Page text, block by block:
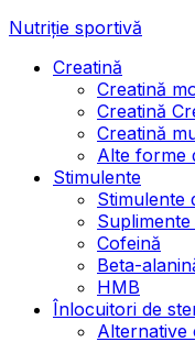
Nutriție sportivă
Creatină
Creatină
Creatină
Creatină
Alte forme
Stimulente
Stimulente
Cofeină
Beta-
HMB
Înlocuitori de
Alternative